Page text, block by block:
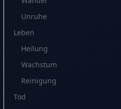
Unruhe
Leben
Heilung
Wachstum
Reinigung
Tod